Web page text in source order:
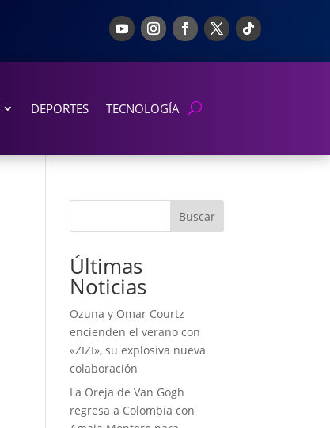
DEPORTES TECNOLOGÍA
Buscar
Últimas
Noticias
Ozuna y Omar Courtz
encienden el verano con
«ZIZI», su explosiva nueva
colaboración
La Oreja de Van Gogh
regresa a Colombia con